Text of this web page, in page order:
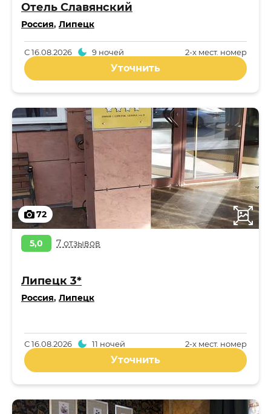
Отель Славянский
Россия, Липецк
2-x мест. номер
С16.08.2026 9 ночей
Уточнить
72
5,0 7 отзывов
Липецк 3*
Россия, Липецк
2-x мест. номер
С16.08.2026 11 ночей
Уточнить